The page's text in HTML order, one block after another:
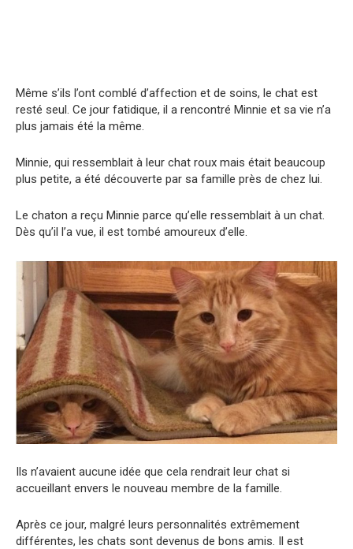
Même s’ils l’ont comblé d’affection et de soins, le chat est
resté seul. Ce jour fatidique, il a rencontré Minnie et sa vie n’a
plus jamais été la même.
Minnie, qui ressemblait à leur chat roux mais était beaucoup
plus petite, a été découverte par sa famille près de chez lui.
Le chaton a reçu Minnie parce qu’elle ressemblait à un chat.
Dès qu’il l’a vue, il est tombé amoureux d’elle.
Ils n’avaient aucune idée que cela rendrait leur chat si
accueillant envers le nouveau membre de la famille.
Après ce jour, malgré leurs personnalités extrêmement
différentes, les chats sont devenus de bons amis. Il est